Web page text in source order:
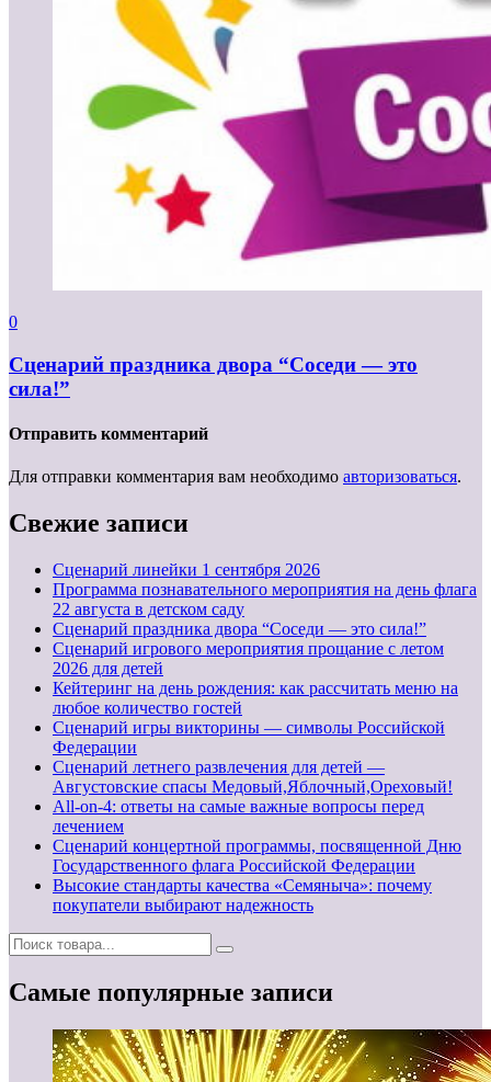
0
Сценарий праздника двора “Соседи — это
сила!”
Отправить комментарий
Для отправки комментария вам необходимо авторизоваться.
Свежие записи
Cценарий линейки 1 сентября 2026
Программа познавательного мероприятия на день флага
22 августа в детском саду
Сценарий праздника двора “Соседи — это сила!”
Сценарий игрового мероприятия прощание с летом
2026 для детей
Кейтеринг на день рождения: как рассчитать меню на
любое количество гостей
Сценарий игры викторины — символы Российской
Федерации
Сценарий летнего развлечения для детей —
Августовские спасы Медовый,Яблочный,Ореховый!
All-on-4: ответы на самые важные вопросы перед
лечением
Сценарий концертной программы, посвященной Дню
Государственного флага Российской Федерации
Высокие стандарты качества «Семяныча»: почему
покупатели выбирают надежность
Самые популярные записи